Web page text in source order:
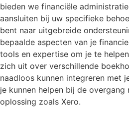
bieden we financiële
aansluiten bij uw specifieke
bent naar uitgebreide
bepaalde aspecten van je
tools en expertise om je te
zich uit over verschillende
naadloos kunnen integreren met
je kunnen helpen bij de overgang
oplossing zoals Xero.